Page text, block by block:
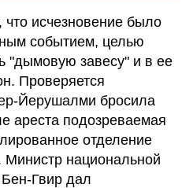
исчезновение было
событием, целью
"дымовую завесу" и в ее
Проверяется
Йерушалми бросила
ареста подозреваемая
отделение
национальной
Гвир дал